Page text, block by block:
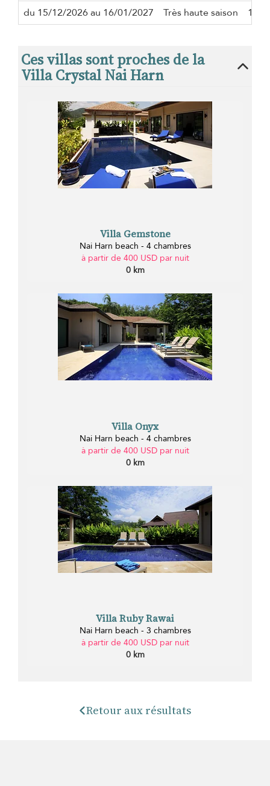
du 15/12/2026 au 16/01/2027
Très haute saison 10
Ces villas sont proches de la
Villa Crystal Nai Harn
Villa Gemstone
Nai Harn beach - 4 chambres
à partir de 400 USD par nuit
0 km
Villa Onyx
Nai Harn beach - 4 chambres
à partir de 400 USD par nuit
0 km
Villa Ruby Rawai
Nai Harn beach - 3 chambres
à partir de 400 USD par nuit
0 km
Retour aux résultats